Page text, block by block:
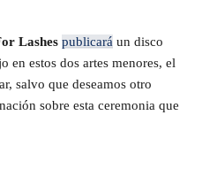
Lashes publicará un disco
en estos dos artes menores, el
salvo que deseamos otro
sobre esta ceremonia que